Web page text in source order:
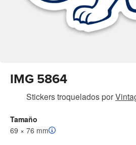
IMG 5864
Stickers troqueladospor
Tamaño
69 × 76 mm